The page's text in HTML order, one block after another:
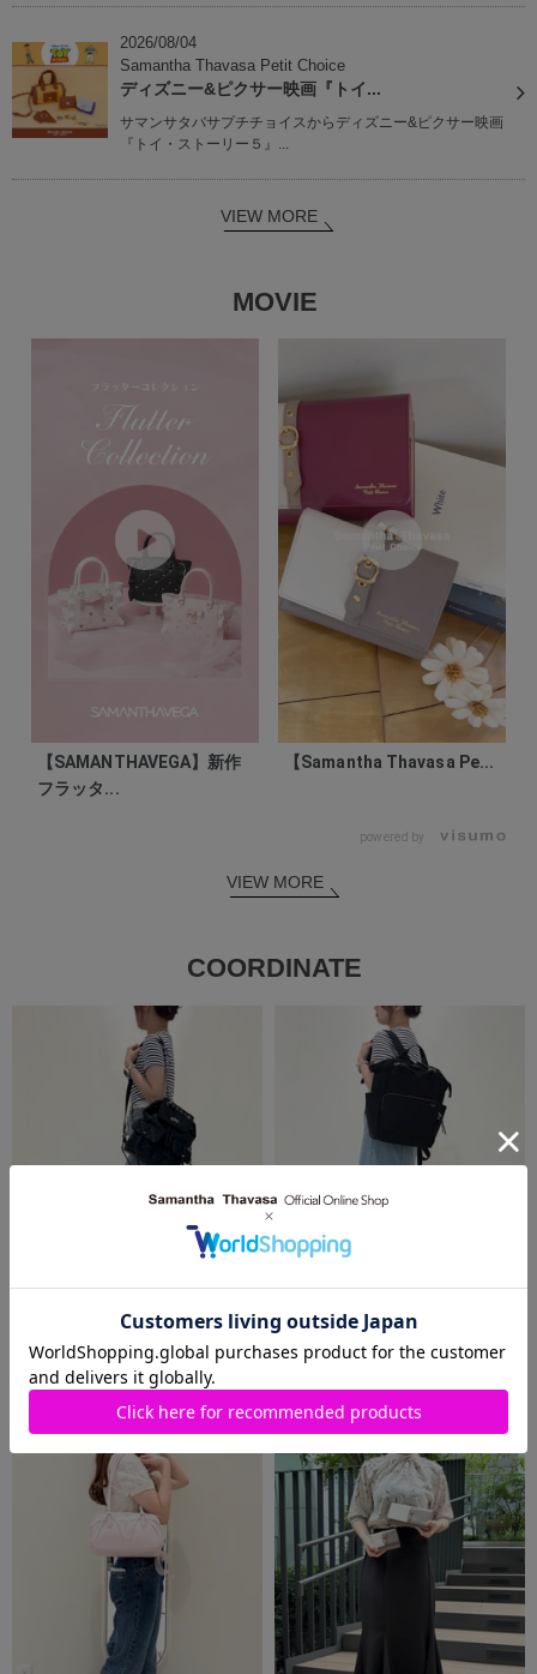
2026/08/04
Samantha Thavasa Petit Choice
ディズニー&ピクサー映画『トイ...
サマンサタバサプチチョイスからディズニー&ピクサー映画
『トイ・ストーリー５』...
VIEW MORE
MOVIE
【SAMANTHAVEGA】新作
フラッタ...
【Samantha Thavasa Pe...
powered by
VIEW MORE
COORDINATE
2026.08.09
Samantha Thavasa
2026.08.08
Samantha Thavasa